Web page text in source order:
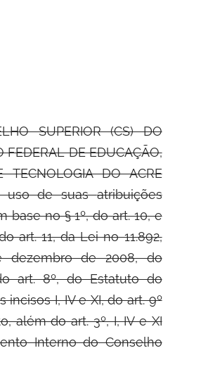
SUPERIOR (CS) DO
FEDERAL DE EDUCAÇÃO,
TECNOLOGIA DO ACRE
uso de suasatribuições
base no § 1º, do art. 10, e
art. 11, da Lei no 11.892,
dezembro de 2008, do
art. 8º, do Estatuto do
incisos I, IV e XI, do art. 9º
além do art. 3º, I, IV e XI
Interno do Conselho